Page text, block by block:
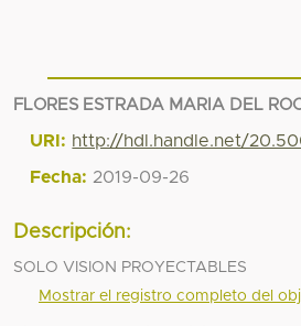
FLORES ESTRADA MARIA DEL
URI: http://hdl.handle.net/
Fecha: 2019-09-26
Descripción:
SOLO VISION PROYECTABLES
Mostrar el registro completo del